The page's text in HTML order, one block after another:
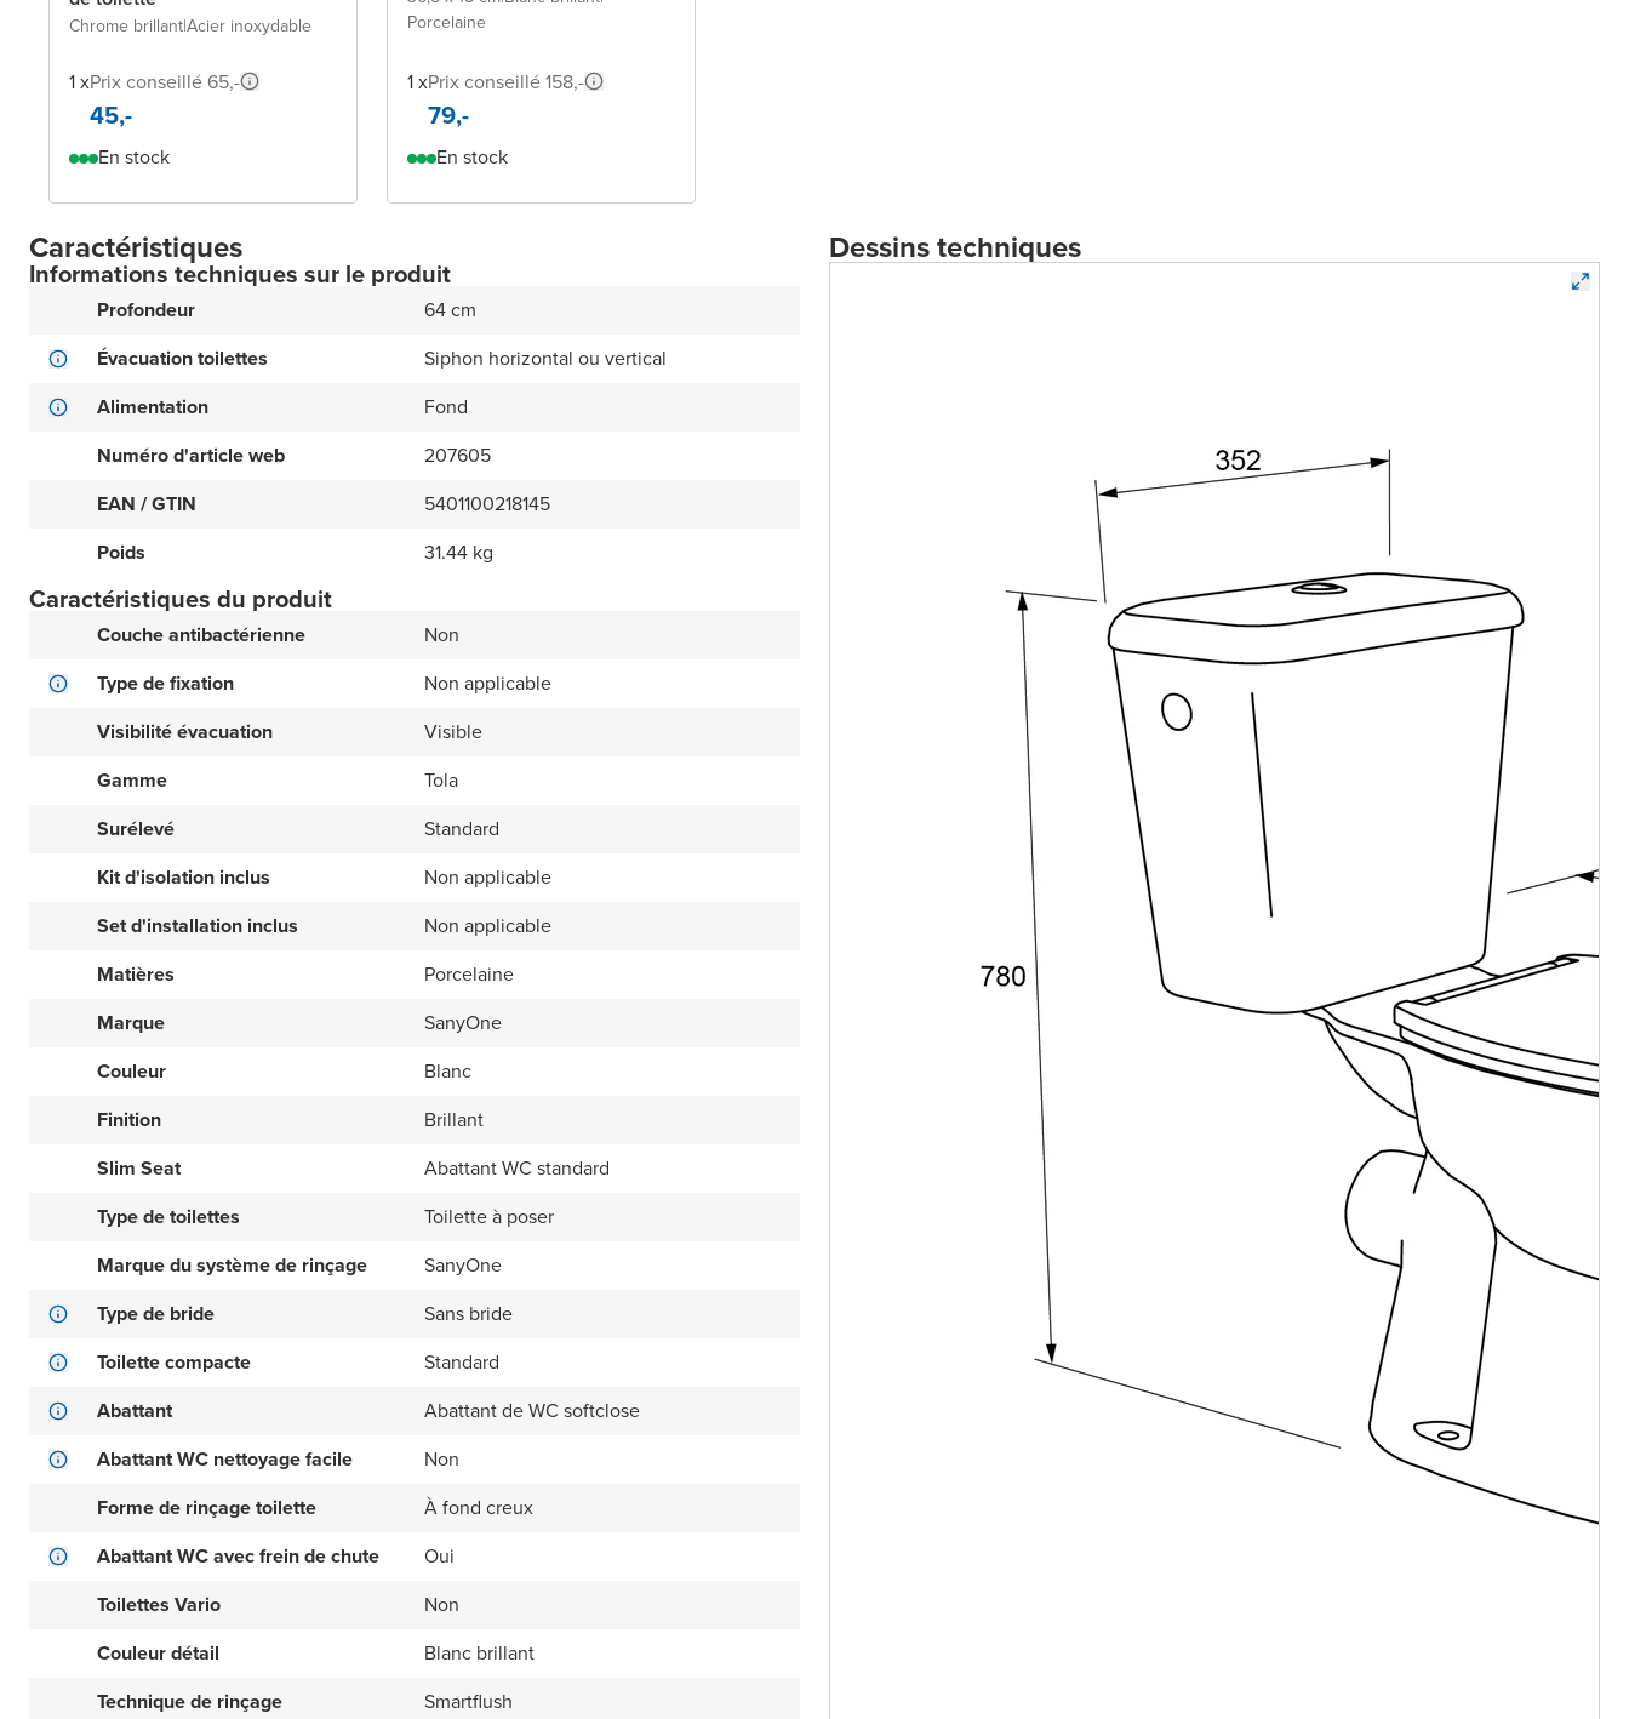
Chrome brillant|Acier inoxydable
1 xPrix conseillé 65,-
45,-
En stock
Porcelaine
1 xPrix conseillé 158,-
79,-
En stock
Caractéristiques
Informations techniques sur le produit
Profondeur
64 cm
Évacuation toilettes
Siphon horizontal ou vertical
Alimentation
Fond
Numéro d'article web
207605
EAN / GTIN
5401100218145
Poids
31.44 kg
Caractéristiques du produit
Couche antibactérienne
Non
Type de fixation
Non applicable
Visibilité évacuation
Visible
Gamme
Tola
Surélevé
Standard
Kit d'isolation inclus
Non applicable
Set d'installation inclus
Non applicable
Matières
Porcelaine
Marque
SanyOne
Couleur
Blanc
Finition
Brillant
Slim Seat
Abattant WC standard
Type de toilettes
Toilette à poser
Marque du système de rinçage
SanyOne
Type de bride
Sans bride
Toilette compacte
Standard
Abattant
Abattant de WC softclose
Abattant WC nettoyage facile
Non
Forme de rinçage toilette
À fond creux
Abattant WC avec frein de chute
Oui
Toilettes Vario
Non
Couleur détail
Blanc brillant
Technique de rinçage
Smartflush
Dessins techniques